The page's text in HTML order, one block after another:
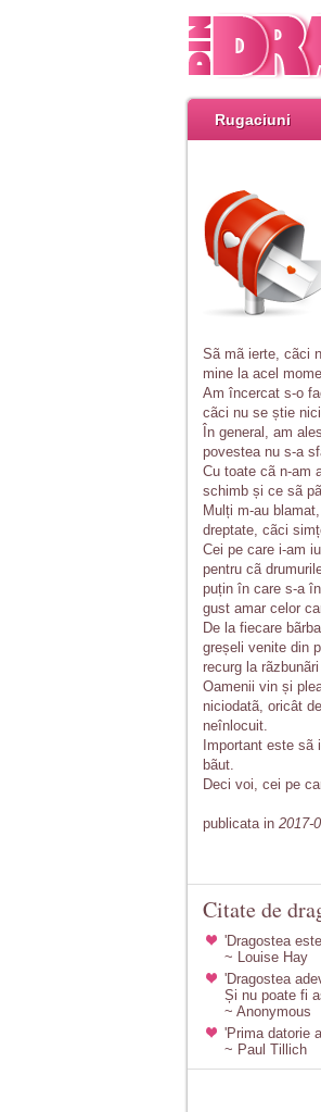
Rugaciuni
Sã mã ierte, cãci
mine la acel
Am încercat s-o
cãci nu se știe
În general, am
povestea nu s-a
Cu toate cã n-am
schimb și ce sã
Mulți m-au
dreptate, cãci
Cei pe care i-am
pentru cã
puțin în care s-a
gust amar celor
De la fiecare
greșeli venite din
recurg la
Oamenii vin și
niciodatã, oricât
neînlocuit.
Important este
bãut.
Deci voi, cei pe
publicata in 2017-
Citate de
'Dragostea
~ Louise Hay
'Dragostea
Și nu poate fi
~ Anonymous
'Prima datorie
~ Paul Tillich